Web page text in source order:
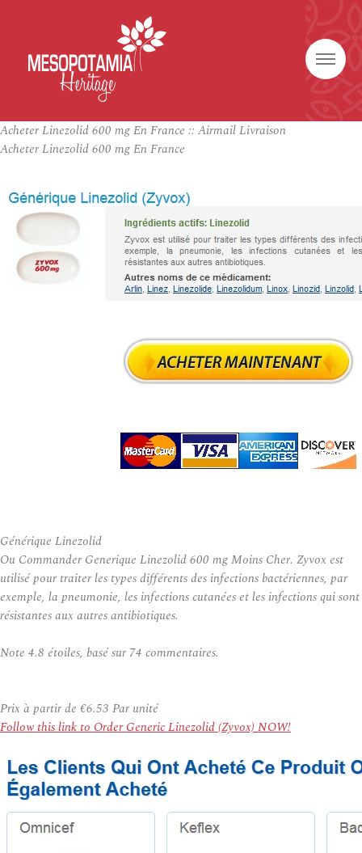
Acheter Linezolid 600 mg En France :: Airmail Livraison
Acheter Linezolid 600 mg En France
Générique Linezolid
Ou Commander Generique Linezolid 600 mg Moins Cher. Zyvox est
utilisé pour traiter les types différents des infections bactériennes, par
exemple, la pneumonie, les infections cutanées et les infections qui sont
résistantes aux autres antibiotiques.
Note 4.8 étoiles, basé sur 74 commentaires.
Prix à partir de €6.53 Par unité
Follow this link to Order Generic Linezolid (Zyvox) NOW!